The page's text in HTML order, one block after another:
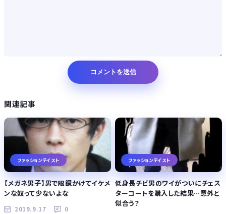
関連記事
ファッションテイスト
【メガネ男子】男で眼鏡かけてイケメ
ンな奴って少ないよな
2019.9.17 0
ファッションテイスト
低身長チビ男のワイがついにチェス
ターコートを購入した結果…意外と
似合う？